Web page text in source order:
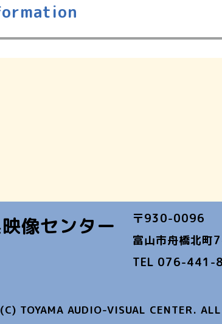
像センター
〒930-0096
富山市舟橋北町
TEL 076-
TOYAMA AUDIO-VISUAL CENTER.